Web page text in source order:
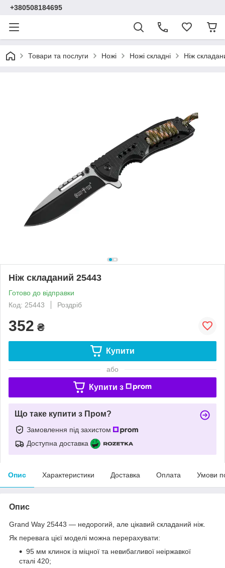
+380508184695
Товари та послуги Ножі Ножі складні Ніж
Ніж складаний 25443
Готово до відправки
Код: 25443
Роздріб
352 ₴
Купити
або
Купити з
Що таке купити з Пром?
Замовлення під захистом
Доступна доставка
Опис Характеристики Доставка Оплата Умови
Опис
Grand Way 25443 — недорогий, але цікавий складаний ніж.
Як перевага цієї моделі можна перерахувати:
95 мм клинок із міцної та невибагливої неіржавкої
сталі 420;